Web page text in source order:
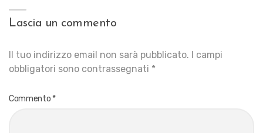
Lascia un commento
Il tuo indirizzo email non sarà pubblicato.
I campi
obbligatori sono contrassegnati *
Commento *